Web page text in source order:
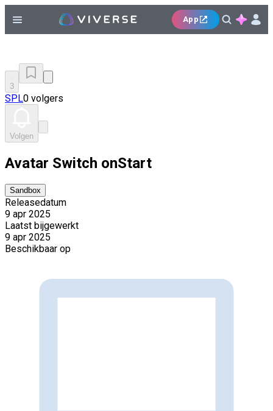
App
3
SPL0 volgers
Volgen
Avatar Switch onStart
Sandbox
Releasedatum
9 apr 2025
Laatst bijgewerkt
9 apr 2025
Beschikbaar op